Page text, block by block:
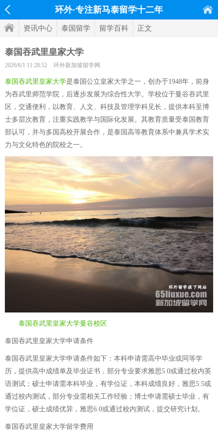
环外·专注新马泰留学十二年
资讯中心 泰国留学 留学百科 正文
泰国吞武里皇家大学
2026/6/1 11:28:52 环外新加坡留学网
泰国吞武里皇家大学是泰国公立皇家大学之一，创办于1948年，前身
为吞武里师范学院，后逐步发展为综合性大学。学校位于曼谷吞武里
区，交通便利，以教育、人文、科技及管理学科见长，提供本科至博
士多层次教育，注重实践教学与国际化发展。其教育质量受泰国教育
部认可，并与多国高校开展合作，是泰国高等教育体系中兼具学术实
力与文化特色的院校之一。
泰国吞武里皇家大学曼谷校区
泰国吞武里皇家大学申请条件
泰国吞武里皇家大学申请条件如下：本科申请需高中毕业或同等学
历，提供高中成绩单及毕业证书，部分专业要求雅思5.0或通过校内英
语测试；硕士申请需本科毕业，有学位证，本科成绩良好，雅思5.5或
通过校内测试，部分专业需相关工作经验；博士申请需硕士毕业，有
学位证，硕士成绩优异，雅思6.0或通过校内测试，提交研究计划。
泰国吞武里皇家大学留学费用